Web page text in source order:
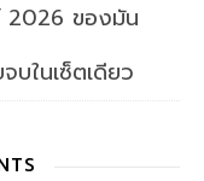
2026 ของมัน
ในเซ็ตเดียว